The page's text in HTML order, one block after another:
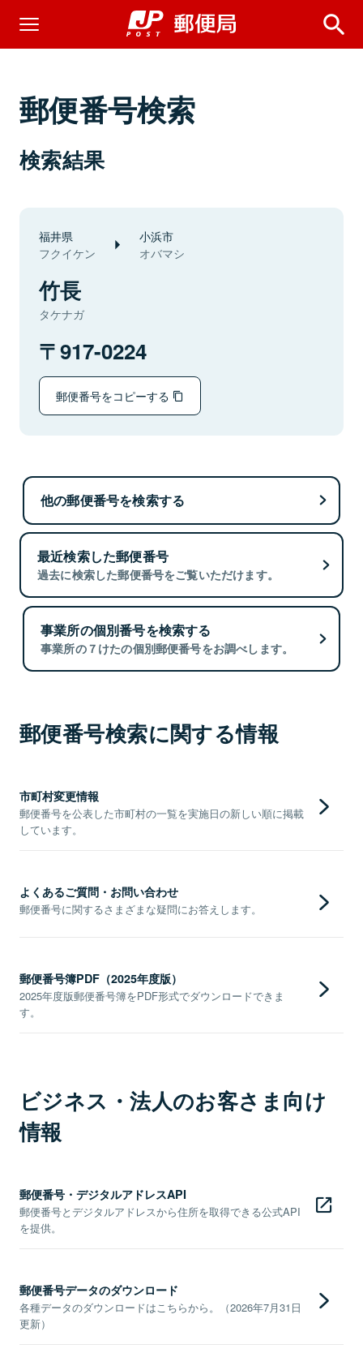
郵便番号検索
検索結果
福井県
フクイケン
小浜市
オバマシ
竹長
タケナガ
917-0224
郵便番号をコピーする
他の郵便番号を検索する
最近検索した郵便番号
過去に検索した郵便番号をご覧いただけます。
事業所の個別番号を検索する
事業所の７けたの個別郵便番号をお調べします。
郵便番号検索に関する情報
市町村変更情報
郵便番号を公表した市町村の一覧を実施日の新しい順に掲載
しています。
よくあるご質問・お問い合わせ
郵便番号に関するさまざまな疑問にお答えします。
郵便番号簿PDF（2025年度版）
2025年度版郵便番号簿をPDF形式でダウンロードできま
す。
ビジネス・法人のお客さま向け
情報
郵便番号・デジタルアドレスAPI
郵便番号とデジタルアドレスから住所を取得できる公式API
を提供。
郵便番号データのダウンロード
各種データのダウンロードはこちらから。（2026年7月31日
更新）